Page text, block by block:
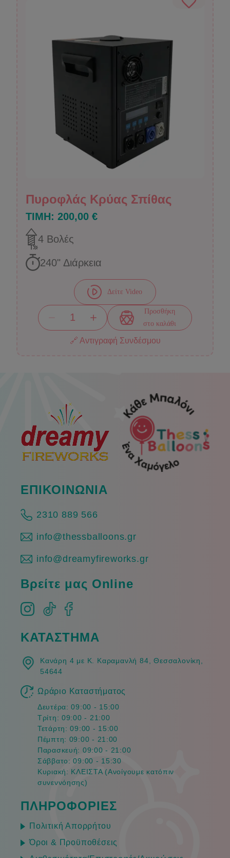
Πυροφλάς Κρύας Σπίθας
ΤΙΜΗ: 200,00 €
4 Βολές
240" Διάρκεια
Δείτε Video
Προσθήκη
στο καλάθι
🔗 Αντιγραφή Συνδέσμου
ΕΠΙΚΟΙΝΩΝΙΑ
2310 889 566
info@thessballoons.gr
info@dreamyfireworks.gr
Βρείτε μας Online
ΚΑΤΑΣΤΗΜΑ
Κανάρη 4 με Κ. Καραμανλή 84, Θεσσαλονίκη,
54644
Ωράριο Καταστήματος
Δευτέρα: 09:00 - 15:00
Τρίτη: 09:00 - 21:00
Τετάρτη: 09:00 - 15:00
Πέμπτη: 09:00 - 21:00
Παρασκευή: 09:00 - 21:00
Σάββατο: 09:00 - 15:30
Κυριακή: ΚΛΕΙΣΤΑ (Ανοίγουμε κατόπιν
συνεννόησης)
ΠΛΗΡΟΦΟΡΙΕΣ
Πολιτική Απορρήτου
Όροι & Προϋποθέσεις